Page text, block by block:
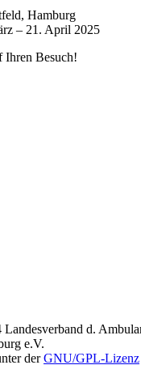
Hamburg
– 21. April 2025
Ihren Besuch!
d.
e.V.
derGNU/GPL-Lizenz